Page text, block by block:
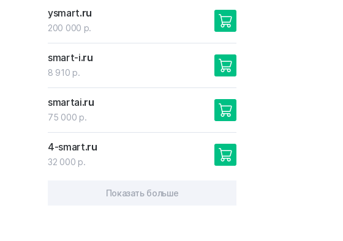
ysmart.ru
200 000 р.
smart-i.ru
8 910 р.
smartai.ru
75 000 р.
4-smart.ru
32 000 р.
Показать больше